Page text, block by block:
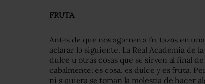
FRUTA
Antes de que nos agarren a frutazos en
aclarar lo siguiente. La Real Academia de
dulce u otras cosas que se sirven al final
cabalmente: es cosa, es dulce y es fruta.
ni siquiera se toman la molestia de hacer